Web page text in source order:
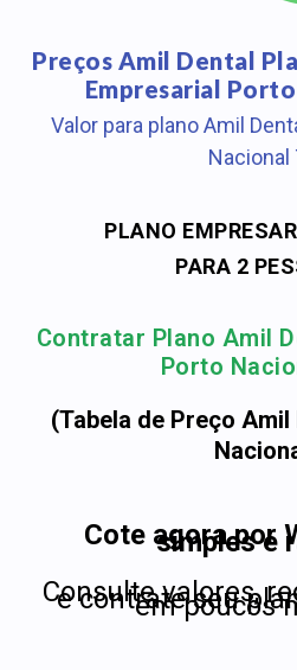
Preços Amil Dental
Empresarial
Valor para plano Amil
Nacional
PLANO
PARA 2
Contratar Plano Amil
Porto
(Tabela de Preço
Cote agora por
simples e
Consulte valores,
e contrate seu
em poucos